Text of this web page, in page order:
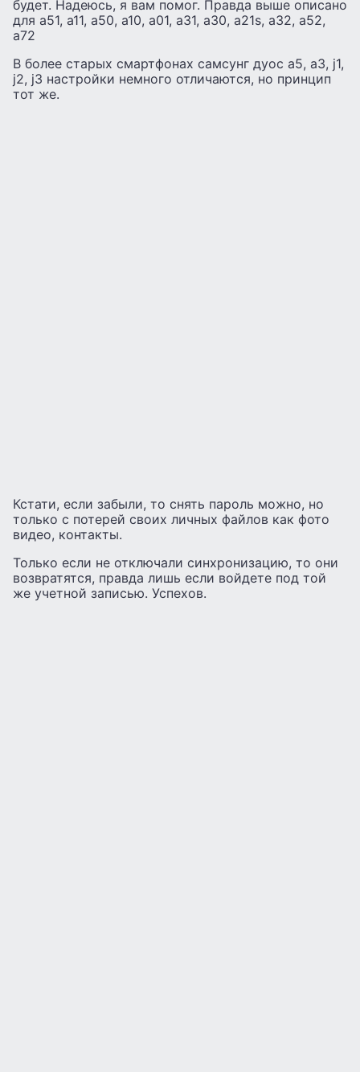
будет. Надеюсь, я вам помог. Правда выше описано
для а51, а11, а50, а10, а01, а31, а30, а21s, а32, а52,
а72
В более старых смартфонах самсунг дуос а5, а3, j1,
j2, j3 настройки немного отличаются, но принцип
тот же.
Кстати, если забыли, то снять пароль можно, но
только с потерей своих личных файлов как фото
видео, контакты.
Только если не отключали синхронизацию, то они
возвратятся, правда лишь если войдете под той
же учетной записью. Успехов.